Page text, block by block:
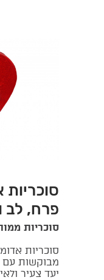
סוכריות
פרח, לב
סוכריות
סוכריות
מבוקשות עם
יעד צעיר